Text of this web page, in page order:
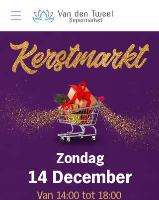
Zondag
14 December
Van 14:00 tot 18:00